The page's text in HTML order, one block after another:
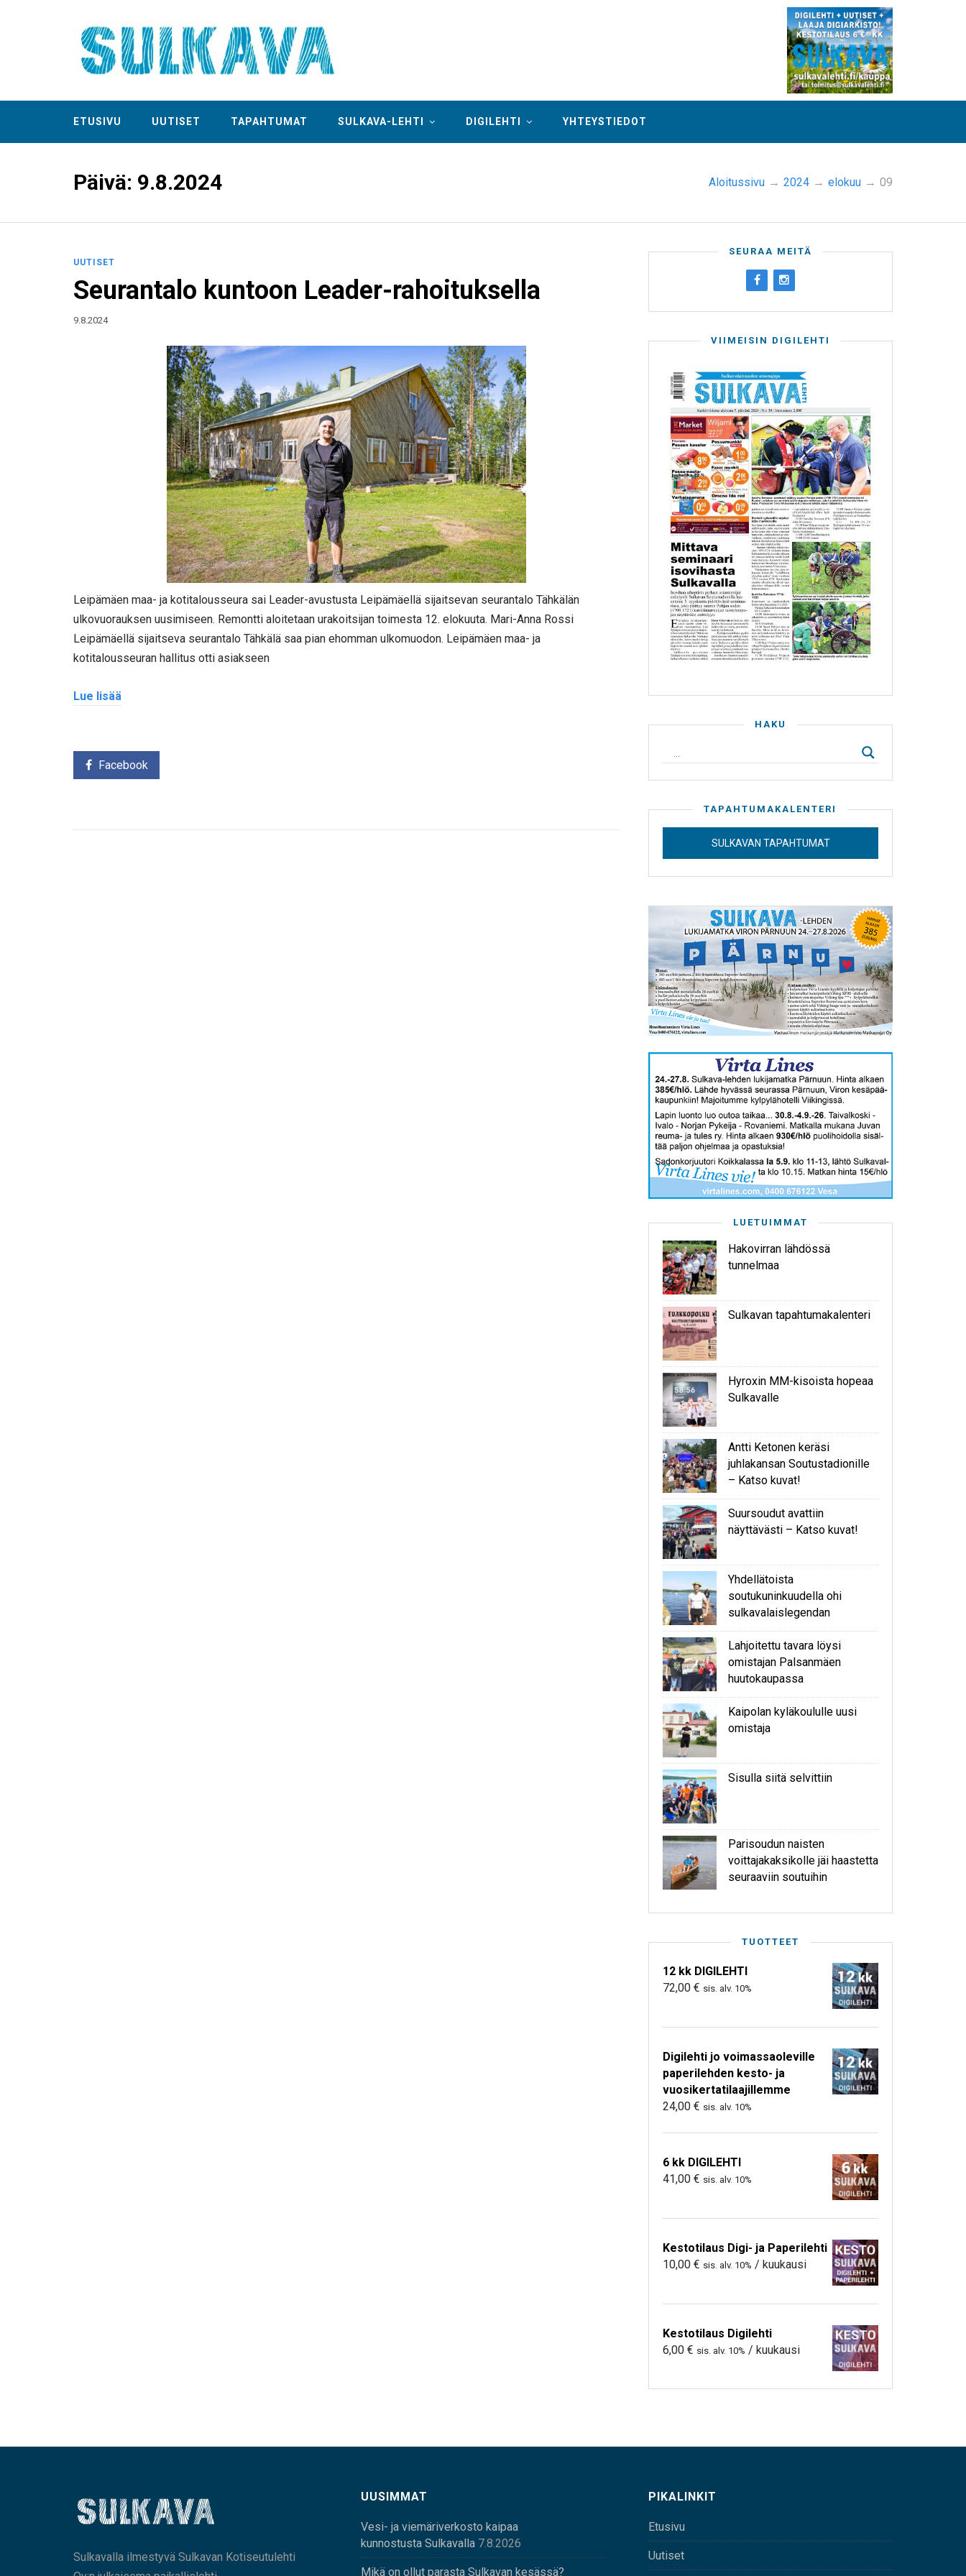
ETUSIVU UUTISET TAPAHTUMAT SULKAVA-LEHTI DIGILEHTI YHTEYSTIEDOT
Päivä: 9.8.2024 Aloitussivu → 2024 → elokuu → 09
UUTISET
Seurantalo kuntoon Leader-rahoituksella
9.8.2024
Leipämäen maa- ja kotitalousseura sai Leader-avustusta Leipämäellä sijaitsevan seurantalo Tähkälän
ulkovuorauksen uusimiseen. Remontti aloitetaan urakoitsijan toimesta 12. elokuuta. Mari-Anna Rossi
Leipämäellä sijaitseva seurantalo Tähkälä saa pian ehomman ulkomuodon. Leipämäen maa- ja
kotitalousseuran hallitus otti asiakseen
Lue lisää
Facebook
SEURAA MEITÄ
VIIMEISIN DIGILEHTI
HAKU
TAPAHTUMAKALENTERI
SULKAVAN TAPAHTUMAT
LUETUIMMAT
Hakovirran lähdössä
tunnelmaa
Sulkavan tapahtumakalenteri
Hyroxin MM-kisoista hopeaa
Sulkavalle
Antti Ketonen keräsi
juhlakansan Soutustadionille
– Katso kuvat!
Suursoudut avattiin
näyttävästi – Katso kuvat!
Yhdellätoista
soutukuninkuudella ohi
sulkavalaislegendan
Lahjoitettu tavara löysi
omistajan Palsanmäen
huutokaupassa
Kaipolan kyläkoululle uusi
omistaja
Sisulla siitä selvittiin
Parisoudun naisten
voittajakaksikolle jäi haastetta
seuraaviin soutuihin
TUOTTEET
12 kk DIGILEHTI
72,00 € sis. alv. 10%
Digilehti jo voimassaoleville
paperilehden kesto- ja
vuosikertatilaajillemme
24,00 € sis. alv. 10%
6 kk DIGILEHTI
41,00 € sis. alv. 10%
Kestotilaus Digi- ja Paperilehti
10,00 € sis. alv. 10% / kuukausi
Kestotilaus Digilehti
6,00 € sis. alv. 10% / kuukausi
Sulkavalla ilmestyvä Sulkavan Kotiseutulehti
UUSIMMAT
Vesi- ja viemäriverkosto kaipaa
kunnostusta Sulkavalla 7.8.2026
Mikä on ollut parasta Sulkavan kesässä?
PIKALINKIT
Etusivu
Uutiset